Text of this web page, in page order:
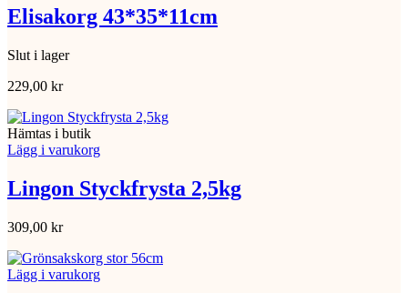
Elisakorg 43*35*11cm
Slut i lager
229,00 kr
Hämtas i butik
Lägg i varukorg
Lingon Styckfrysta 2,5kg
309,00 kr
Lägg i varukorg